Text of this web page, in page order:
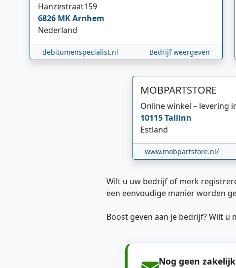
Hanzestraat159
6826 MKArnhem
Nederland
debitumenspecialist.nl Bedrijf weergeven
MOBPARTSTORE
Online winkel – levering
10115Tallinn
Estland
www.mobpartstore.nl/
Wilt u uw bedrijf of merk
een eenvoudige manier worden
Boost geven aan je bedrijf? Wilt u
Nog geen